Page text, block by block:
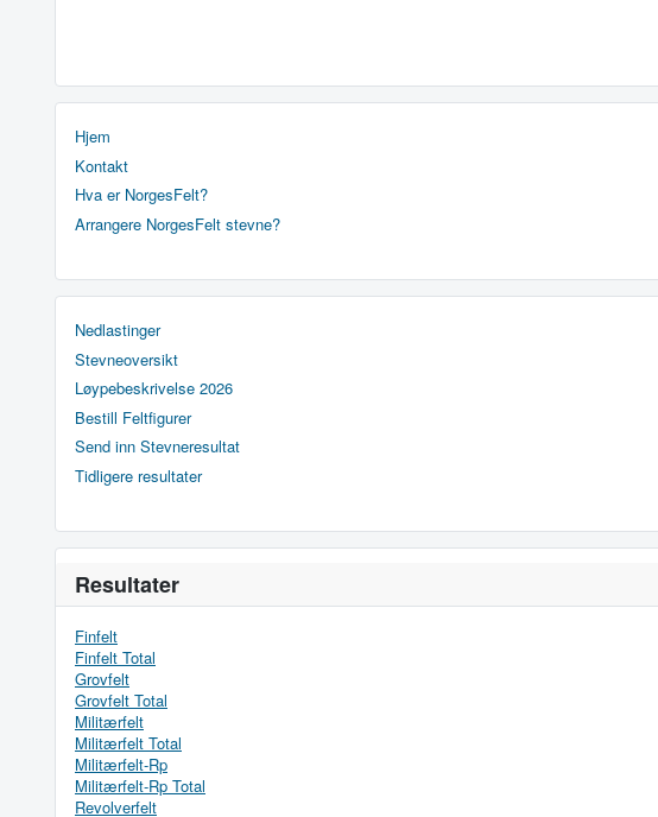
Hjem
Kontakt
Hva er NorgesFelt?
Arrangere NorgesFelt stevne?
Nedlastinger
Stevneoversikt
Løypebeskrivelse 2026
Bestill Feltfigurer
Send inn Stevneresultat
Tidligere resultater
Resultater
Finfelt
Finfelt Total
Grovfelt
Grovfelt Total
Militærfelt
Militærfelt Total
Militærfelt-Rp
Militærfelt-Rp Total
Revolverfelt